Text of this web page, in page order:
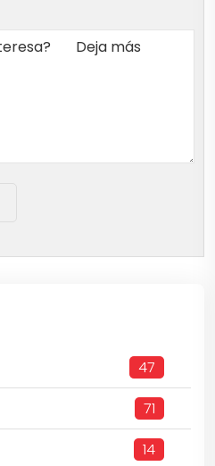
47
71
14